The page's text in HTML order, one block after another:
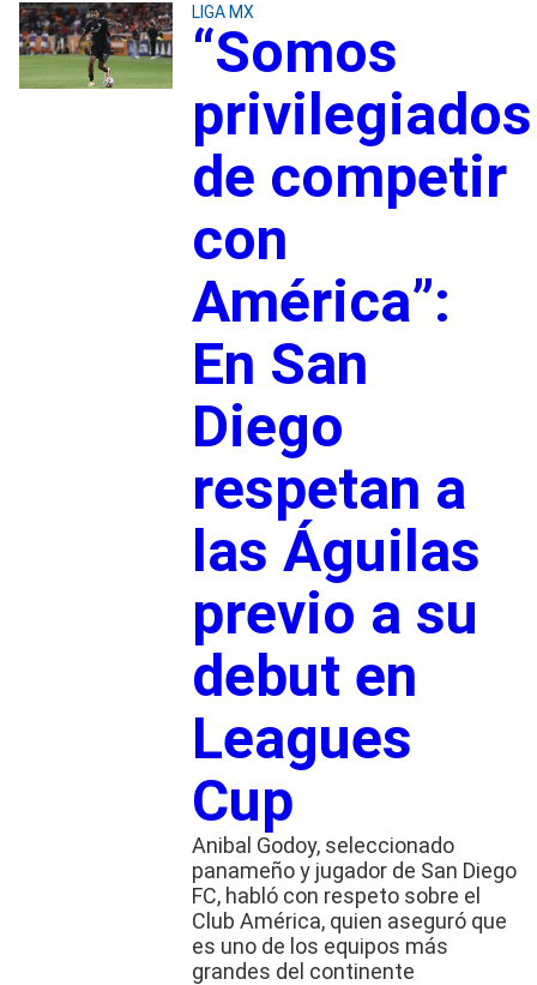
LIGA MX
“Somos
privilegiados
de competir
con
América”:
En San
Diego
respetan a
las Águilas
previo a su
debut en
Leagues
Cup
Anibal Godoy, seleccionado
panameño y jugador de San Diego
FC, habló con respeto sobre el
Club América, quien aseguró que
es uno de los equipos más
grandes del continente